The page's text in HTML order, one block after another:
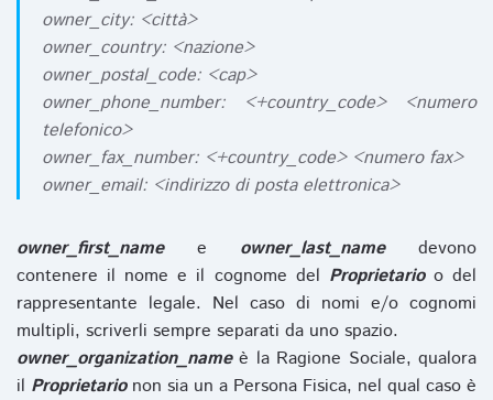
owner_city: <città>
owner_country: <nazione>
owner_postal_code: <cap>
owner_phone_number: <+country_code> <numero
telefonico>
owner_fax_number: <+country_code> <numero fax>
owner_email: <indirizzo di posta elettronica>
owner_first_namee owner_last_namedevono
contenere il nome e il cognome del Proprietarioo del
rappresentante legale. Nel caso di nomi e/o cognomi
multipli, scriverli sempre separati da uno spazio.
owner_organization_nameè la Ragione Sociale, qualora
il Proprietarionon sia un a Persona Fisica, nel qual caso è